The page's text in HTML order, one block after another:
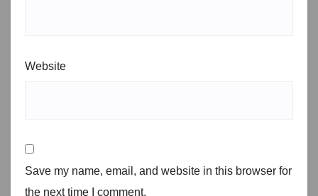
Website
Save my name, email, and website in this browser for
the next time I comment.